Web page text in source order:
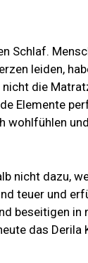
Schlaf.
leiden,
die
Elemente
wohlfühlen
nicht dazu,
teuer und
beseitigen in
das Derila